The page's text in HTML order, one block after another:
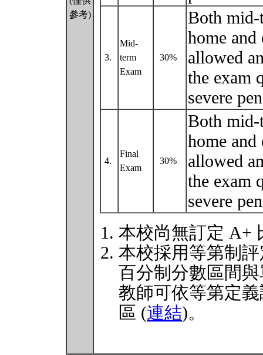
參考)
3.
Mid-
term
Exam
30%
Both mid-
home
allowed
the exam
severe
4.
Final
Exam
30%
Both mid-
home
allowed
the exam
severe
本校尚無訂定 A+
本校採用等第制
百分制分數區間
教師可依等第定
區 (連結)。